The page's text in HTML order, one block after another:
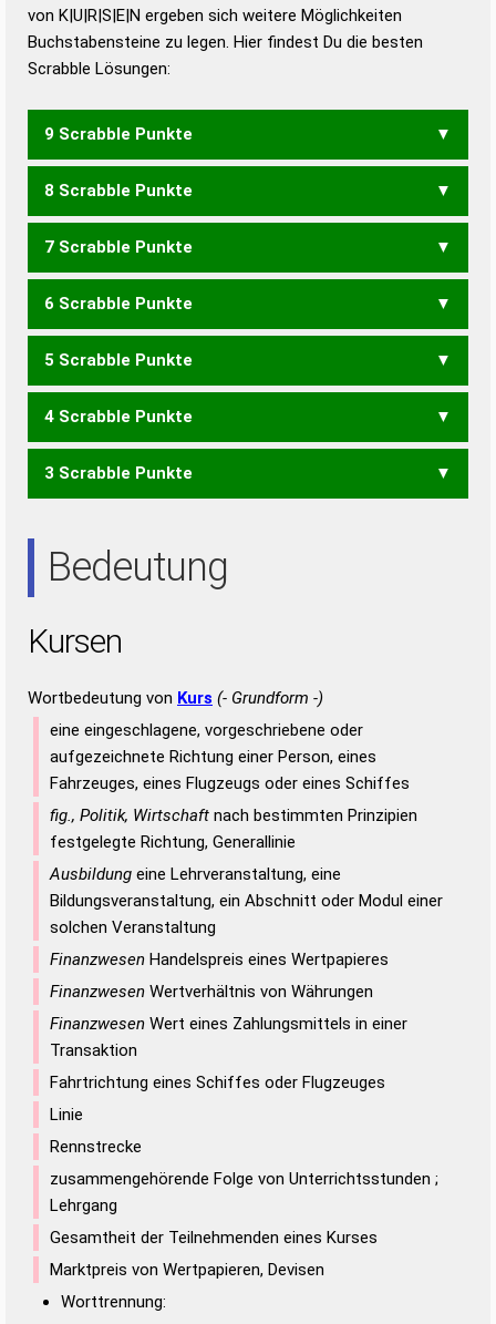
Duden – Die deutsche Grammatik
Duden – Deutsches
von K|U|R|S|E|N ergeben sich weitere Möglichkeiten
Buchstabensteine zu legen. Hier findest Du die besten
Scrabble Lösungen:
9 Scrabble Punkte
RUNKSE
8 Scrabble Punkte
KERNS KRENS KRUSE
7 Scrabble Punkte
KERN KREN KURE RENK
6 Scrabble Punkte
KEN SUK UNK
5 Scrabble Punkte
NURSE RUNSE SUREN
4 Scrabble Punkte
RENS RUNE RUNS SURE
3 Scrabble Punkte
UNS URE
Bedeutung
Kursen
Wortbedeutung von Kurs (- Grundform -)
eine eingeschlagene, vorgeschriebene oder
aufgezeichnete Richtung einer Person, eines
Fahrzeuges, eines Flugzeugs oder eines Schiffes
fig., Politik, Wirtschaft nach bestimmten Prinzipien
festgelegte Richtung, Generallinie
Ausbildung eine Lehrveranstaltung, eine
Bildungsveranstaltung, ein Abschnitt oder Modul einer
solchen Veranstaltung
Finanzwesen Handelspreis eines Wertpapieres
Finanzwesen Wertverhältnis von Währungen
Finanzwesen Wert eines Zahlungsmittels in einer
Transaktion
Fahrtrichtung eines Schiffes oder Flugzeuges
Linie
Rennstrecke
zusammengehörende Folge von Unterrichtsstunden ;
Lehrgang
Gesamtheit der Teilnehmenden eines Kurses
Marktpreis von Wertpapieren, Devisen
Worttrennung: